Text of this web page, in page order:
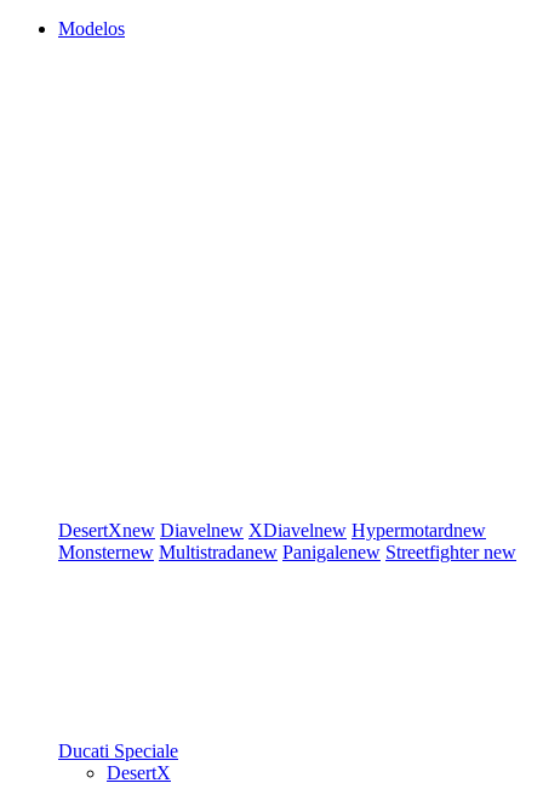
Modelos
DesertXnew Diavelnew XDiavelnew Hypermotardnew
Monsternew Multistradanew Panigalenew Streetfighternew
Ducati Speciale
DesertX